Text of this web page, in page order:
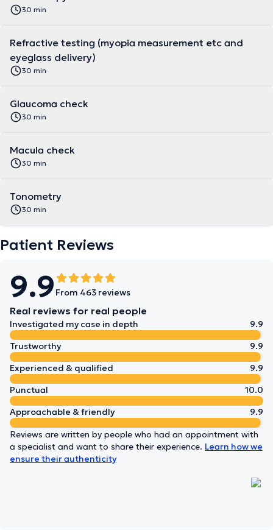
30 min
Refractive testing (myopia measurement etc and
eyeglass delivery)
30 min
Glaucoma check
30 min
Macula check
30 min
Tonometry
30 min
Patient Reviews
9.9 From 463 reviews
Real reviews for real people
Investigated my case in depth
9.9
Trustworthy
9.9
Experienced & qualified
9.9
Punctual
10.0
Approachable & friendly
9.9
Reviews are written by people who had an appointment with
a specialist and want to share their experience. Learn how we
ensure their authenticity